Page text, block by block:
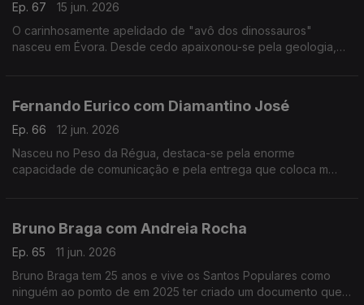
Ep. 67
15 jun. 2026
O carinhosamente apelidado de "avô dos dinossauros"
nasceu em Évora. Desde cedo apaixonou-se pela geologia,
Fernando Eurico com Diamantino José
Ep. 66
12 jun. 2026
Nasceu no Peso da Régua, destaca-se pela enorme
capacidade de comunicação e pela entrega que coloca m
Bruno Braga com Andreia Rocha
Ep. 65
11 jun. 2026
Bruno Braga tem 25 anos e vive os Santos Populares como
ninguém ao pomto de em 2025 ter criado um documento que